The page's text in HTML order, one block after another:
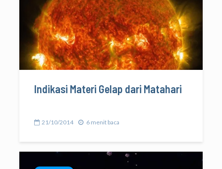
Indikasi Materi Gelap dari Matahari
21/10/2014 6 menit baca